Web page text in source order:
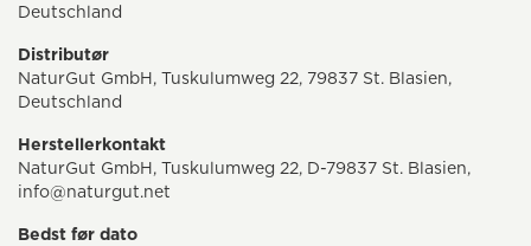
Deutschland
Distributør
NaturGut GmbH, Tuskulumweg 22, 79837 St. Blasien,
Deutschland
Herstellerkontakt
NaturGut GmbH, Tuskulumweg 22, D-79837 St. Blasien,
info@naturgut.net
Bedst før dato